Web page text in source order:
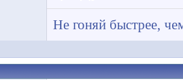
Не гоняй быстрее,